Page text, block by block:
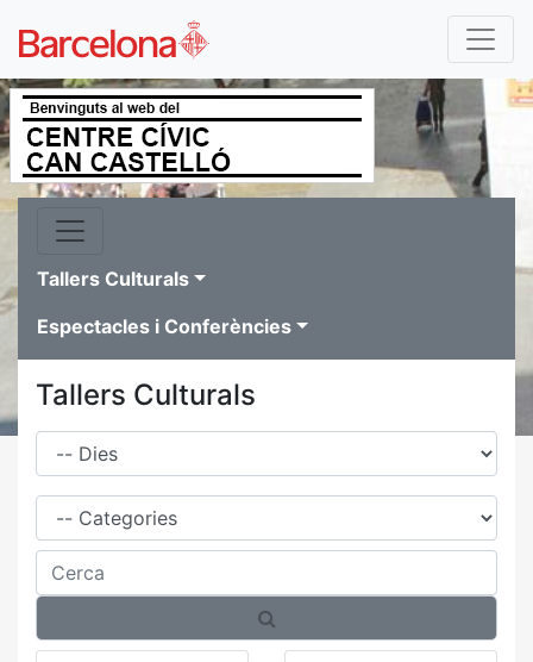
Tallers Culturals
Espectacles i Conferències
Tallers Culturals
Dies
Família
Cerca